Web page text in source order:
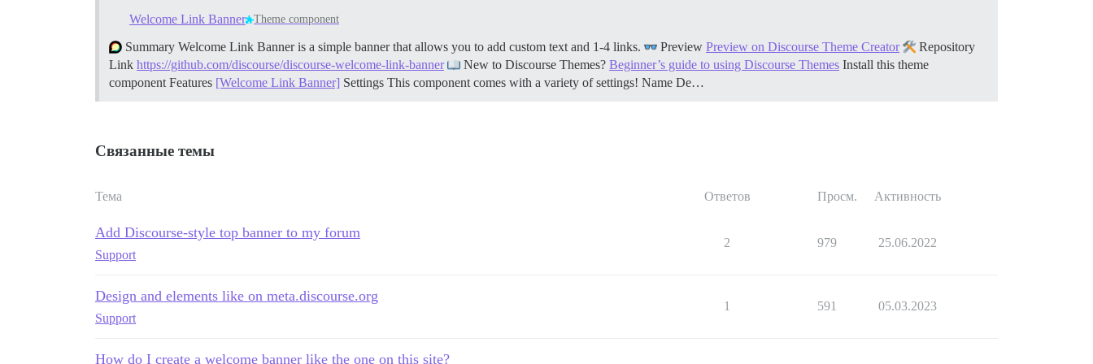
Welcome Link Banner Theme component
Summary Welcome Link Banner is a simple banner that allows you to add custom text and 1-4 links. Preview Preview on Discourse Theme Creator
Repository
Link https://github.com/discourse/discourse-welcome-link-banner New to Discourse Themes? Beginner’s guide to using Discourse Themes Install this theme
component Features [Welcome Link Banner] Settings This component comes with a variety of settings! Name De…
Связанные темы
Тема Ответов Просм. Активность
Add Discourse-style top banner to my forum
Support
2 979 25.06.2022
Design and elements like on meta.discourse.org
Support
1 591 05.03.2023
How do I create a welcome banner like the one on this site?